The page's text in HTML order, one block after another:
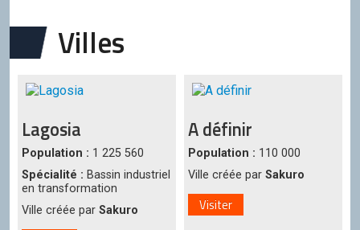
Villes
Lagosia
Population : 1 225 560
Spécialité : Bassin industriel
en transformation
Ville créée par Sakuro
A définir
Population : 110 000
Ville créée par Sakuro
Visiter